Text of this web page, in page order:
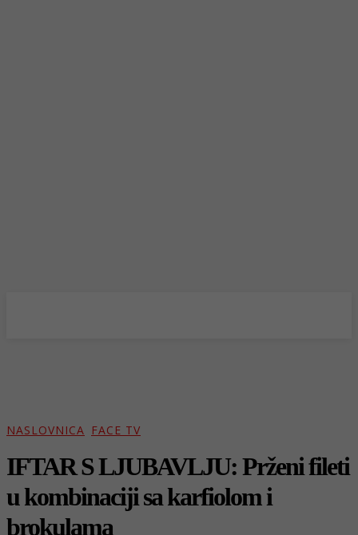
NASLOVNICA FACE TV
IFTAR S LJUBAVLJU: Prženi fileti
u kombinaciji sa karfiolom i
brokulama